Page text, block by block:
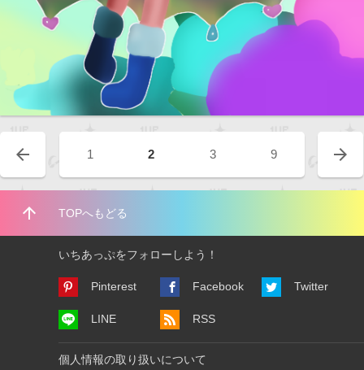
arrow_back 1 2 3 9 arrow_forward
arrow_upward TOPへもどる
いちあっぷをフォローしよう！
Pinterest Facebook Twitter
LINE RSS
個人情報の取り扱いについて